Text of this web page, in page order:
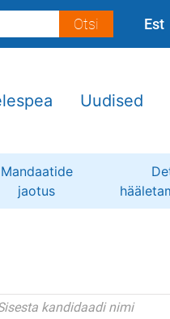
Est
Uudised
Mandaatide
jaotus